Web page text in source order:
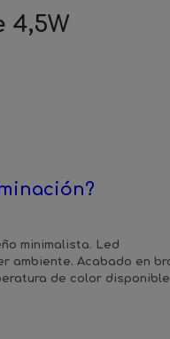
minimalista. Led
ambiente. Acabado en
de color